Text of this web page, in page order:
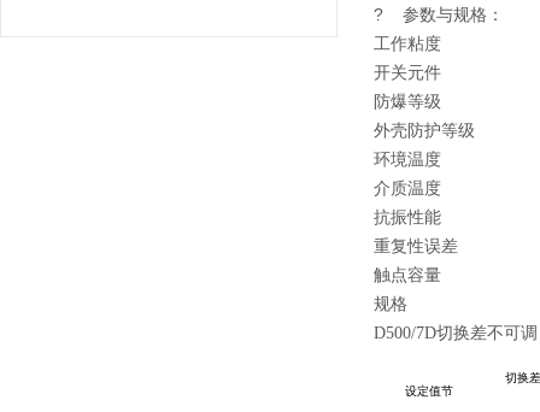
?
参数与规格：
工作粘度
开关元件
防爆等级
外壳防护等级
环境温度
介质温度
抗振性能
重复性误差
触点容量
规格
D500/7D切换差不可调
设定值节
切换